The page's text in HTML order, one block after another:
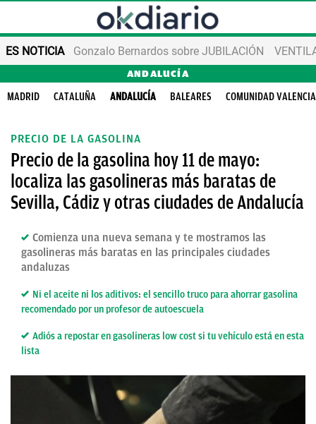
ES NOTICIA Gonzalo Bernardos sobre JUBILACIÓN
ANDALUCÍA
MADRID CATALUÑA ANDALUCÍA BALEARES COMUNIDAD
PRECIO DE LA GASOLINA
Precio de la gasolina hoy 11 de mayo:
localiza las gasolineras más baratas de
Sevilla, Cádiz y otras ciudades de Andalucía
Comienza una nueva semana y te mostramos las
gasolineras más baratas en las principales ciudades
andaluzas
Ni el aceite ni los aditivos: el sencillo truco para ahorrar gasolina
recomendado por un profesor de autoescuela
Adiós a repostar en gasolineras low cost si tu vehículo está en esta
lista